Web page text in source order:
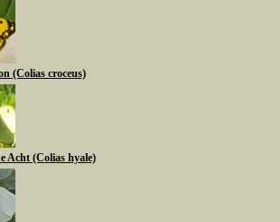
(Colias croceus)
Acht (Colias hyale)